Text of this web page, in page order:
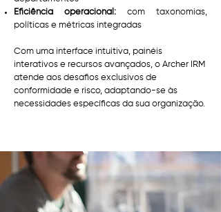
Eficiência operacional: com taxonomias,
políticas e métricas integradas
Com uma interface intuitiva, painéis
interativos e recursos avançados, o Archer IRM
atende aos desafios exclusivos de
conformidade e risco, adaptando-se às
necessidades específicas da sua organização.